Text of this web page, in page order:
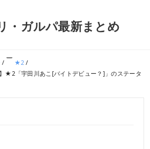
・ガルパ最新まとめ
/ ★2/
★2「宇田川あこ[バイトデビュー？]」のステータ